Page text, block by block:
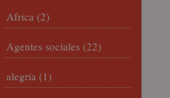
Africa (2)
Agentes sociales (22)
alegría (1)